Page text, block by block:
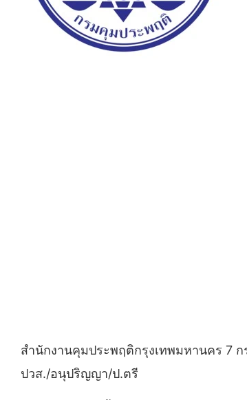
สำนักงานคุมประพฤติกรุงเทพมหานคร 7
ปวส./อนุปริญญา/ป.ตรี